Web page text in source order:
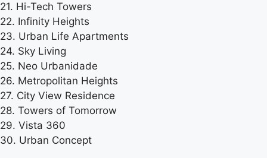
21. Hi-Tech Towers
22. Infinity Heights
23. Urban Life Apartments
24. Sky Living
25. Neo Urbanidade
26. Metropolitan Heights
27. City View Residence
28. Towers of Tomorrow
29. Vista 360
30. Urban Concept